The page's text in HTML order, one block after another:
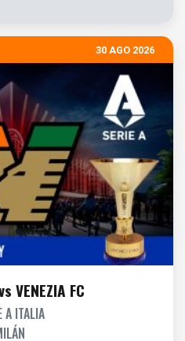
30 AGO 2026
VENEZIA FC
A ITALIA